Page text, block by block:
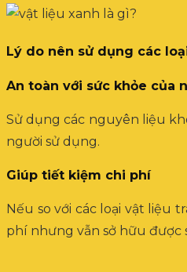
Lý do nên sử dụng các
An toàn với sức khỏe của
Sử dụng các nguyên liệu
người sử dụng.
Giúp tiết kiệm chi phí
Nếu so với các loại vật liệu
phí nhưng vẫn sở hữu được